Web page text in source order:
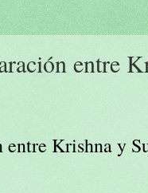
entre
Krishna y